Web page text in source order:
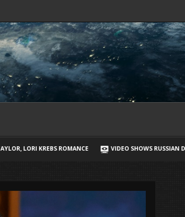
VIDEO SHOWS RUSSIAN DRONE CHASING UKRAINIAN STREET